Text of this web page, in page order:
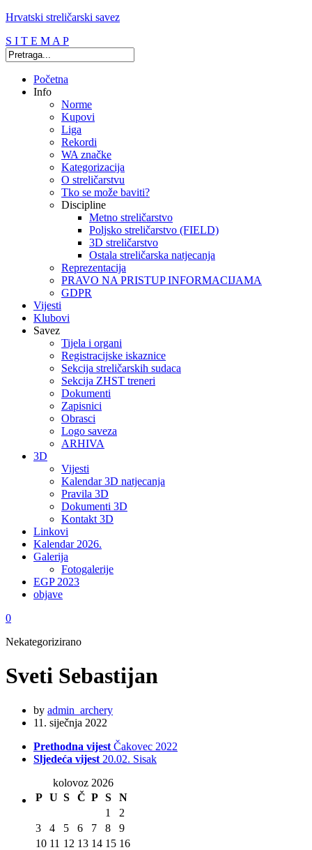
Hrvatski streličarski savez
S I T E M A P
Početna
Info
Norme
Kupovi
Liga
Rekordi
WA značke
Kategorizacija
O streličarstvu
Tko se može baviti?
Discipline
Metno streličarstvo
Poljsko streličarstvo (FIELD)
3D streličarstvo
Ostala streličarska natjecanja
Reprezentacija
PRAVO NA PRISTUP INFORMACIJAMA
GDPR
Vijesti
Klubovi
Savez
Tijela i organi
Registracijske iskaznice
Sekcija streličarskih sudaca
Sekcija ZHST treneri
Dokumenti
Zapisnici
Obrasci
Logo saveza
ARHIVA
3D
Vijesti
Kalendar 3D natjecanja
Pravila 3D
Dokumenti 3D
Kontakt 3D
Linkovi
Kalendar 2026.
Galerija
Fotogalerije
EGP 2023
objave
0
Nekategorizirano
Sveti Sebastijan
by admin_archery
11. siječnja 2022
Prethodna vijest Čakovec 2022
Sljedeća vijest 20.02. Sisak
kolovoz 2026
P U S Č P S
N
1
2
3
4 5 6 7 8
9
10 11 12 13 14 15 16